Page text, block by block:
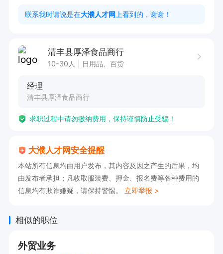
联系我时请说是在大濮人才网 上看到的，谢谢！
清丰县厚泽食品商行
10-30人 日用品、百货
经理
清丰县厚泽食品商行
求职过程中请勿缴纳费用，保持谨慎防止受骗！
大濮人才网安全提醒
本站所有信息均由用户发布，其内容及因之产生的后果，均
由发布者承担；凡收取服装费、押金、报名费等各种费用的
信息均有欺诈嫌疑，请保持警惕。 立即举报 >
相似的职位
外贸业务